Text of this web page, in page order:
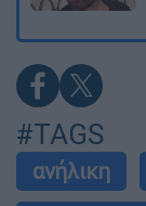
#TAGS
ανήλικη